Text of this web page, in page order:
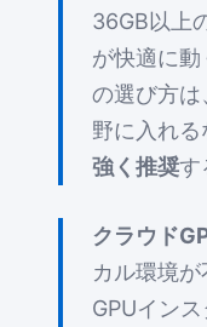
36GB以上
が快適に
の選び方
野に入れる
強く推奨す
クラウド
カル環境
GPUイン